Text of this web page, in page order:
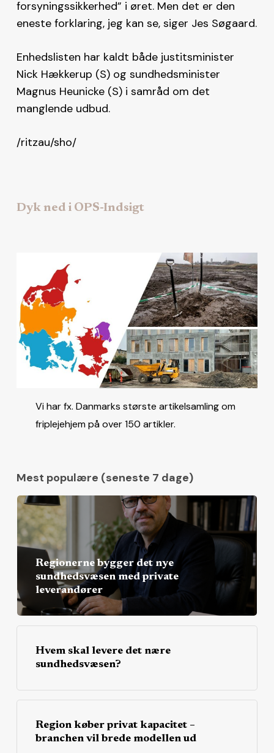
forsyningssikkerhed” i øret. Men det er den
eneste forklaring, jeg kan se, siger Jes Søgaard.
Enhedslisten har kaldt både justitsminister
Nick Hækkerup (S) og sundhedsminister
Magnus Heunicke (S) i samråd om det
manglende udbud.
/ritzau/sho/
Dyk ned i OPS-Indsigt
Vi har fx. Danmarks største artikelsamling om
friplejehjem på over 150 artikler.
Mest populære (seneste 7 dage)
Regionerne bygger det nye
sundhedsvæsen med private
leverandører
Hvem skal levere det nære
sundhedsvæsen?
Region køber privat kapacitet –
branchen vil brede modellen ud